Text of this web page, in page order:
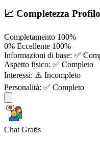
📈 Completezza Profilo
Completamento 100%
0% Eccellente 100%
Informazioni di base: ✅
Aspetto fisico: ✅ Completo
Interessi: ⚠️ Incompleto
Personalità: ✅ Completo
Chat Gratis